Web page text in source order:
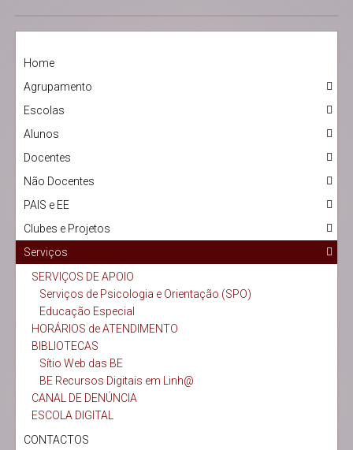
Home
Agrupamento
Escolas
Alunos
Docentes
Não Docentes
PAIS e EE
Clubes e Projetos
Serviços
SERVIÇOS DE APOIO
Serviços de Psicologia e Orientação (SPO)
Educação Especial
HORÁRIOS de ATENDIMENTO
BIBLIOTECAS
Sítio Web das BE
BE Recursos Digitais em Linh@
CANAL DE DENÚNCIA
ESCOLA DIGITAL
CONTACTOS